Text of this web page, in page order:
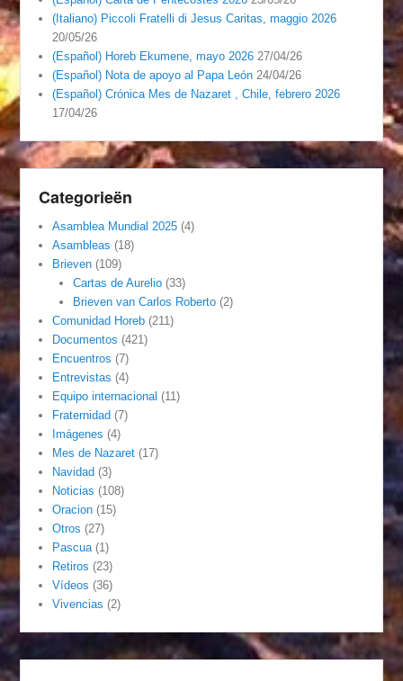
(Italiano) Piccoli Fratelli di Jesus Caritas, maggio 2026
20/05/26
(Español) Horeb Ekumene, mayo 2026 27/04/26
(Español) Nota de apoyo al Papa León 24/04/26
(Español) Crónica Mes de Nazaret , Chile, febrero 2026
17/04/26
Categorieën
Asamblea Mundial 2025 (4)
Asambleas (18)
Brieven (109)
Cartas de Aurelio(33)
Brieven van Carlos Roberto(2)
Comunidad Horeb (211)
Documentos (421)
Encuentros (7)
Entrevistas (4)
Equipo internacional (11)
Fraternidad (7)
Imágenes (4)
Mes de Nazaret (17)
Navidad (3)
Noticias (108)
Oracion (15)
Otros (27)
Pascua (1)
Retiros (23)
Vídeos (36)
Vivencias (2)